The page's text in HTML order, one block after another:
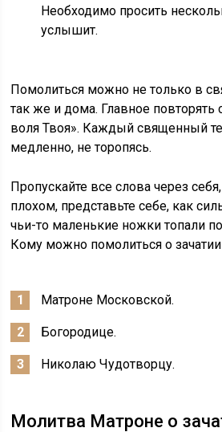
Необходимо просить
услышит.
Помолиться можно не только в
так же и дома. Главное повторять
воля Твоя». Каждый священный
медленно, не торопясь.
Пропускайте все слова через
плохом, представьте себе, как
чьи-то маленькие ножки топали
Кому можно помолиться о
Матроне Московской.
Богородице.
Николаю Чудотворцу.
Молитва Матроне о